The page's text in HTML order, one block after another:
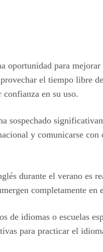
oportunidad para
el tiempo libre
en su uso.
sospechado
y comunicarse
durante el verano es
completamente
de idiomas o escuelas
para practicar el